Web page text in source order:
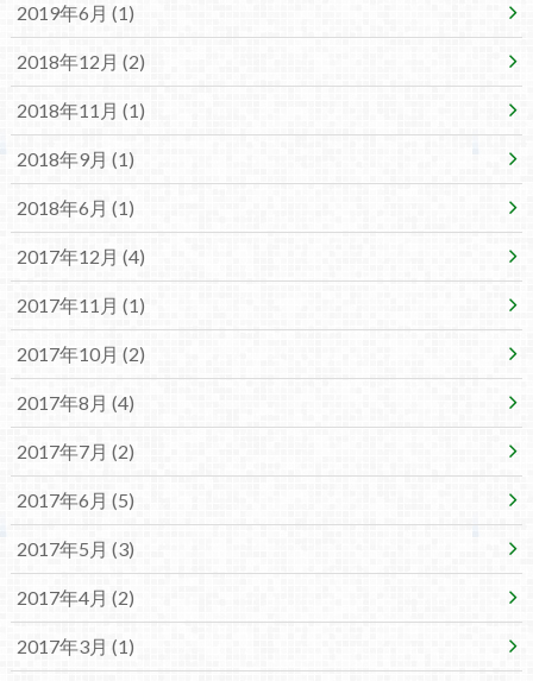
2019年6月 (1)
2018年12月 (2)
2018年11月 (1)
2018年9月 (1)
2018年6月 (1)
2017年12月 (4)
2017年11月 (1)
2017年10月 (2)
2017年8月 (4)
2017年7月 (2)
2017年6月 (5)
2017年5月 (3)
2017年4月 (2)
2017年3月 (1)